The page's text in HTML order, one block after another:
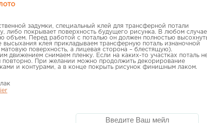
задумки, специальный клей для трансферной потали
либо покрывает поверхность будущего рисунка. В любом случае
объем. Перед работой с поталью он должен полностью
высыхания клея прикладываем трансферную поталь изнаночной
поверхность, а лицевая сторона – блестящую).
движением снимаем пленку. Если на каких-то участках поталь
повторно. При желании можно продолжить декорирование
и контурами, а в конце покрыть рисунок финишным лаком.